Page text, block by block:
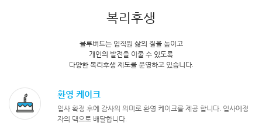
복리후생
블루버드는 임직원 삶의 질을 높이고
개인의 발전을 이룰 수 있도록
다양한 복리후생 제도를 운영하고 있습니다.
환영 케이크
입사 확정 후에 감사의 의미로 환영 케이크를 제공 합니다. 입사예정
자의 댁으로 배달합니다.